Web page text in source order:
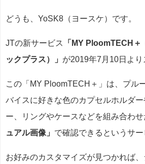
どうも、YoSK8（ヨースケ）です。
JTの新サービス
「MY PloomTECH
ックプラス）」 が2019年7月10日より
この「MY PloomTECH＋」は、プル
バイスに好きな色のカプセルホルダ
ー、リングやケースなどを組み合わ
ュアル画像」 で確認できるというサー
お好みのカスタマイズが見つかれば